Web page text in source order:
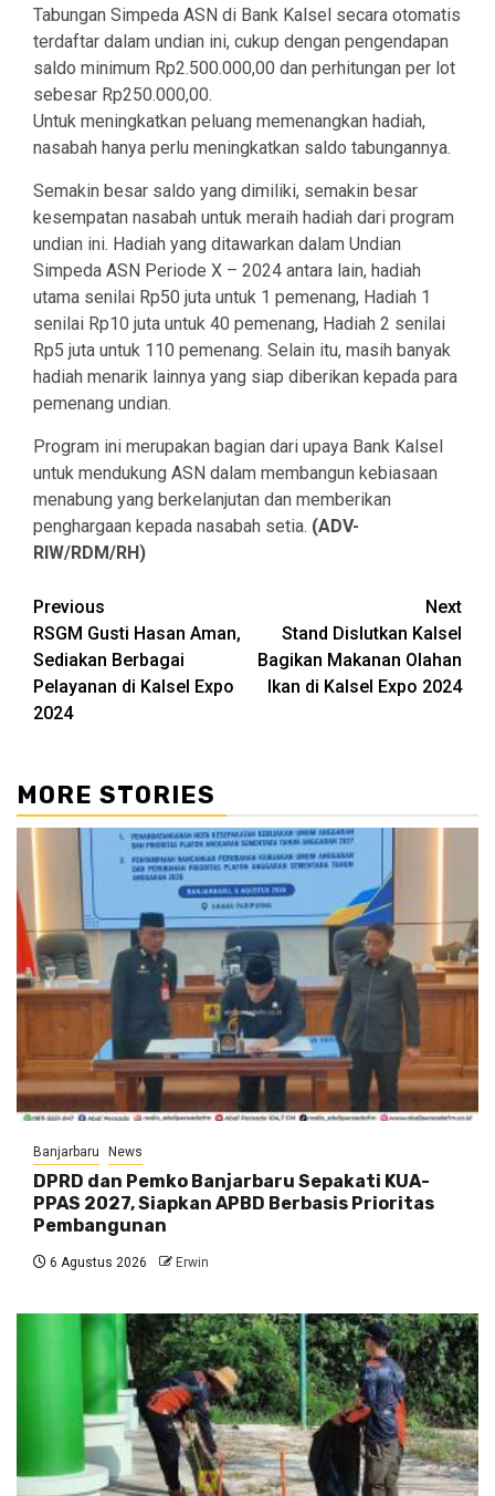
Tabungan Simpeda ASN di Bank Kalsel secara otomatis
terdaftar dalam undian ini, cukup dengan pengendapan
saldo minimum Rp2.500.000,00 dan perhitungan per lot
sebesar Rp250.000,00.
Untuk meningkatkan peluang memenangkan hadiah,
nasabah hanya perlu meningkatkan saldo tabungannya.
Semakin besar saldo yang dimiliki, semakin besar
kesempatan nasabah untuk meraih hadiah dari program
undian ini. Hadiah yang ditawarkan dalam Undian
Simpeda ASN Periode X – 2024 antara lain, hadiah
utama senilai Rp50 juta untuk 1 pemenang, Hadiah 1
senilai Rp10 juta untuk 40 pemenang, Hadiah 2 senilai
Rp5 juta untuk 110 pemenang. Selain itu, masih banyak
hadiah menarik lainnya yang siap diberikan kepada para
pemenang undian.
Program ini merupakan bagian dari upaya Bank Kalsel
untuk mendukung ASN dalam membangun kebiasaan
menabung yang berkelanjutan dan memberikan
penghargaan kepada nasabah setia. (ADV-
RIW/RDM/RH)
Continue
Reading
Previous
RSGM Gusti Hasan Aman,
Sediakan Berbagai
Pelayanan di Kalsel Expo
2024
Next
Stand Dislutkan Kalsel
Bagikan Makanan Olahan
Ikan di Kalsel Expo 2024
MORE STORIES
Banjarbaru News
DPRD dan Pemko Banjarbaru Sepakati KUA-
PPAS 2027, Siapkan APBD Berbasis Prioritas
Pembangunan
6 Agustus 2026 Erwin